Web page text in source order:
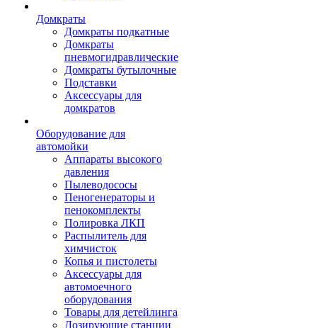
Домкраты
Домкраты подкатные
Домкраты
пневмогидравлические
Домкраты бутылочные
Подставки
Аксессуары для
домкратов
Оборудование для
автомойки
Аппараты высокого
давления
Пылеводососы
Пеногенераторы и
пенокомплекты
Полировка ЛКП
Распылитель для
химчисток
Копья и пистолеты
Аксессуары для
автомоечного
оборудования
Товары для детейлинга
Дозирующие станции